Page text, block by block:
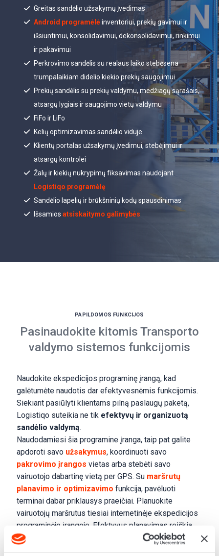
Greitas sandėlio užsakymų įvedimas
Android programėlėinventoriui, prekių gavimui ir
išsiuntimui, konsolidavimui, dekonsolidavimui, rinkimui
ir pakavimui
Perkrovimo sandėlis su realaus laiko stebėsena
trumpalaikiam didelio kiekio prekių saugojimui
Prekių sandėlis su prekių valdymu, medžiagų sąrašais,
atsargų lygiais ir saugojimo vietų valdymu
FiFo ir LiFo
Kelių optimizavimas sandėlio viduje
Klientų portalas užsakymų įvedimui, stebėjimui ir
atsargų kontrolei
Žalų ir kiekių nukrypimų fiksavimas naudojant
Logistiqo programėlę
Sandėlio lapelių ir brūkšninių kodų spausdinimas
Išsamios atsiskaitymo galimybės
PAPILDOMOS FUNKCIJOS
Pasinaudokite kitomis Transporto
valdymo sistemos funkcijomis
Naudokite ekspedicijos programinę įrangą, kad
galėtumėte naudotis dar efektyvesnėmis funkcijomis.
Siekiant pasiūlyti klientams pilną paslaugų paketą,
Logistiqo suteikia ne tik efektyvų ir organizuotą
sandėlio valdymą.
Naudodamiesi šia programine įranga, taip pat galite
apdoroti savo užsakymus, koordinuoti savo
pakrovimo įrangos vietas arba stebėti savo
vairuotojo dabartinę vietą per GPS. Su maršrutų
planavimo ir optimizavimo funkcija, pavėluoti
terminai dabar priklausys praeičiai. Planuokite
vairuotojų maršrutus tiesiai internetinėje ekspedicijos
programinėje įrangoje. Efektyvus planavimas reiškia,
kad galite sumažinti kelionės išlaidas, sumažinti